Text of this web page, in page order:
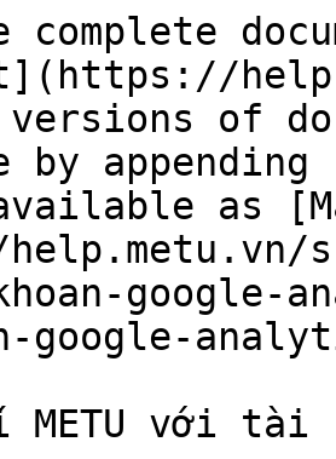
complete
versions of
by
as
google-
google-
METU với tài